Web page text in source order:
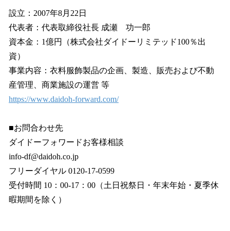
設立：2007年8月22日
代表者：代表取締役社長 成瀬 功一郎
資本金：1億円（株式会社ダイドーリミテッド100％出
資）
事業内容：衣料服飾製品の企画、製造、販売および不動
産管理、商業施設の運営 等
https://www.daidoh-forward.com/
■お問合わせ先
ダイドーフォワードお客様相談
info-df@daidoh.co.jp
フリーダイヤル 0120-17-0599
受付時間 10：00-17：00（土日祝祭日・年末年始・夏季休
暇期間を除く）